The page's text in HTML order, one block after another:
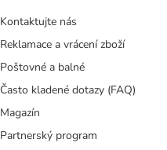
Kontaktujte nás
Reklamace a vrácení zboží
Poštovné a balné
Často kladené dotazy (FAQ)
Magazín
Partnerský program